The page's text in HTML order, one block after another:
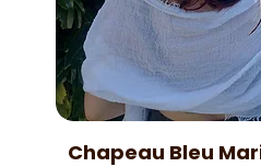
Aperçu rapide
Chapeau Bleu